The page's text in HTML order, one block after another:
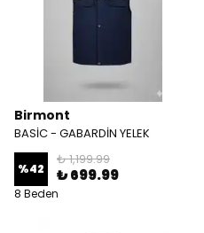
Birmont
BASİC - GABARDİN YELEK
%42
₺ 1,199.99
₺ 699.99
8 Beden